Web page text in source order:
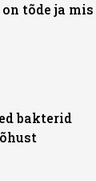
tõde ja mis
bakterid